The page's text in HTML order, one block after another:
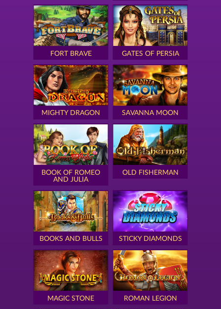
FORT BRAVE GATES OF PERSIA
MIGHTY DRAGON SAVANNA MOON
BOOK OF ROMEO
AND JULIA
OLD FISHERMAN
BOOKS AND BULLS STICKY DIAMONDS
MAGIC STONE ROMAN LEGION